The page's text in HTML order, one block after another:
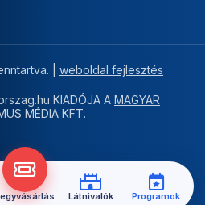
| weboldal fejlesztés
KIADÓJA A MAGYAR
MÉDIA KFT.
Látnivalók Programok